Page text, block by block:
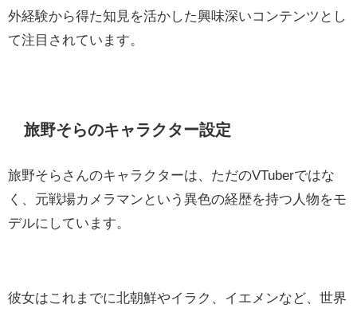
外経験から得た知見を活かした興味深いコンテンツとし
て注目されています。
旅野そらのキャラクター設定
旅野そらさんのキャラクターは、ただのVTuberではな
く、元戦場カメラマンという異色の経歴を持つ人物をモ
デルにしています。
彼女はこれまでに北朝鮮やイラク、イエメンなど、世界